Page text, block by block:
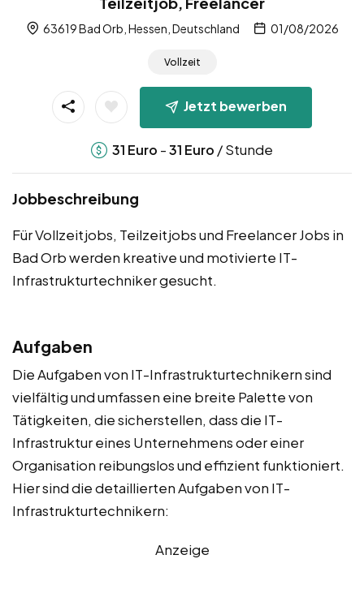
63619 Bad Orb, Hessen, Deutschland 01/08/2026
Vollzeit
Jetzt bewerben
31 Euro -31 Euro / Stunde
Jobbeschreibung
Für Vollzeitjobs, Teilzeitjobs und Freelancer Jobs in
Bad Orb werden kreative und motivierte IT-
Infrastrukturtechniker gesucht.
Aufgaben
Die Aufgaben von IT-Infrastrukturtechnikern sind
vielfältig und umfassen eine breite Palette von
Tätigkeiten, die sicherstellen, dass die IT-
Infrastruktur eines Unternehmens oder einer
Organisation reibungslos und effizient funktioniert.
Hier sind die detaillierten Aufgaben von IT-
Infrastrukturtechnikern:
Anzeige